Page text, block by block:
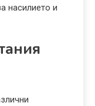
насилието и